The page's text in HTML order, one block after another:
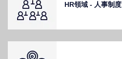
HR領域 - ⼈事制度